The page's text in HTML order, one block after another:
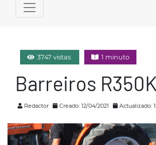
3747 vistas 1 minuto
Barreiros R350K
Redactor Creado: 12/04/2021 Actualizado: